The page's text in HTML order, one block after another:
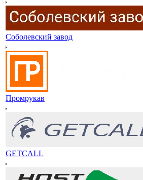
Соболевский завод
Промрукав
GETCALL